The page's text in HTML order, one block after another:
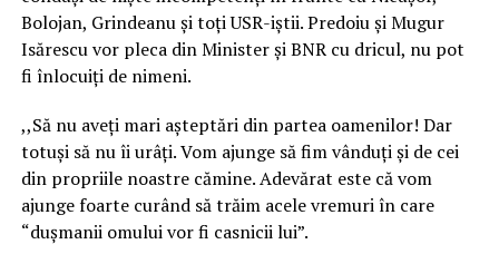
Bolojan, Grindeanu și toți USR-iștii. Predoiu și Mugur
Isărescu vor pleca din Minister și BNR cu dricul, nu pot
fi înlocuiți de nimeni.
,,Să nu aveți mari așteptări din partea oamenilor! Dar
totuși să nu îi urâți. Vom ajunge să fim vânduți și de cei
din propriile noastre cămine. Adevărat este că vom
ajunge foarte curând să trăim acele vremuri în care
“dușmanii omului vor fi casnicii lui”.